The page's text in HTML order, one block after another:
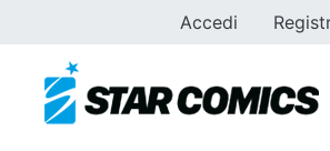
Accedi